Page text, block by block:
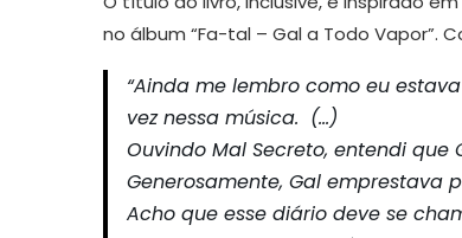
no álbum “Fa-tal – Gal a Todo Vapor”.
“Ainda me lembro como eu
vez nessa música. (…)
Ouvindo Mal Secreto, entendi
Generosamente, Gal emprestava
Acho que esse diário deve se